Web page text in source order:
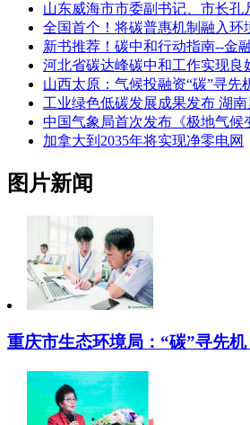
山东威海市市委副书记、市长孔
全国首个！将碳普惠机制融入环
新书推荐！碳中和行动指南--金
河北省碳达峰碳中和工作实现良
山西太原：气候投融资“碳”寻先
工业绿色低碳发展成果发布 湖
中国气象局首次发布《极地气候
加拿大到2035年将实现净零电网
图片新闻
重庆市生态环境局：“碳”寻先